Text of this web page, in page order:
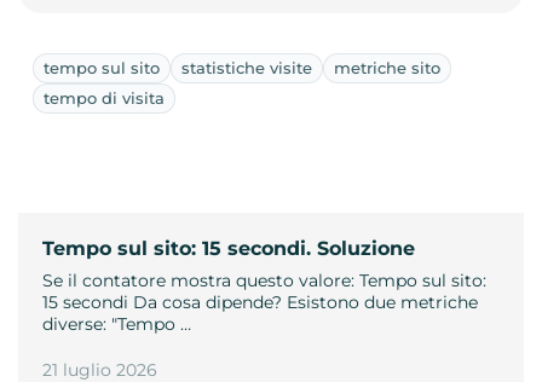
tempo sul sito statistiche visite
metriche sito
tempo di visita
Tempo sul sito: 15 secondi. Soluzione
Se il contatore mostra questo valore: Tempo sul sito:
15 secondi Da cosa dipende? Esistono due metriche
diverse: "Tempo …
21 luglio 2026